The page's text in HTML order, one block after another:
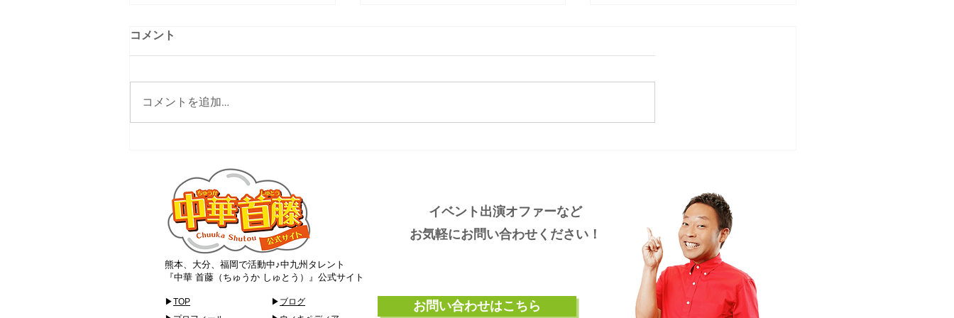
コメント
コメントを追加…
イベント出演オファーなど
お気軽にお問い合わせください！
熊本、大分、福岡で活動中♪中九州タレント
『中華 首藤（ちゅうか しゅとう）』公式サイト
▶TOP
▶ ブログ
お問い合わせはこちら